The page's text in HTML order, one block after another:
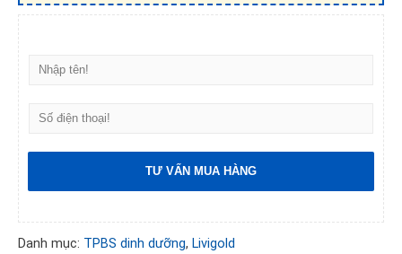
ê
t
TƯ VẤN MUA HÀNG
Danh mục: TPBS dinh dưỡng, Livigold